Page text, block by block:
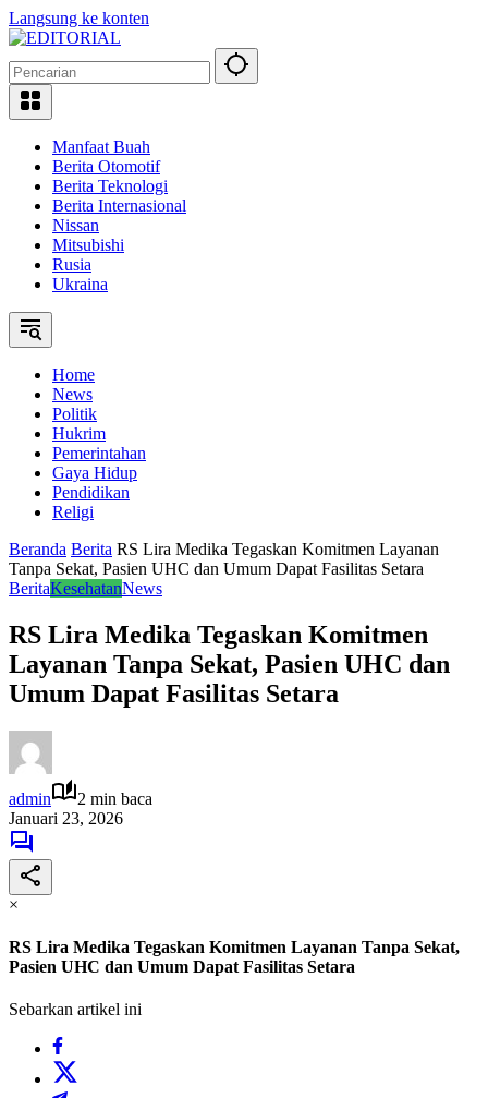
Langsung ke konten
Manfaat Buah
Berita Otomotif
Berita Teknologi
Berita Internasional
Nissan
Mitsubishi
Rusia
Ukraina
Home
News
Politik
Hukrim
Pemerintahan
Gaya Hidup
Pendidikan
Religi
Beranda Berita RS Lira Medika Tegaskan Komitmen Layanan
Tanpa Sekat, Pasien UHC dan Umum Dapat Fasilitas Setara
BeritaKesehatanNews
RS Lira Medika Tegaskan Komitmen
Layanan Tanpa Sekat, Pasien UHC dan
Umum Dapat Fasilitas Setara
admin
2 min baca
Januari 23, 2026
×
RS Lira Medika Tegaskan Komitmen Layanan Tanpa Sekat,
Pasien UHC dan Umum Dapat Fasilitas Setara
Sebarkan artikel ini